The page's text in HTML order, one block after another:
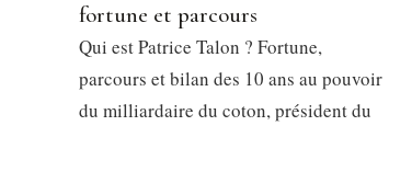
fortune et parcours
Qui est Patrice Talon ? Fortune,
parcours et bilan des 10 ans au pouvoir
du milliardaire du coton, président du